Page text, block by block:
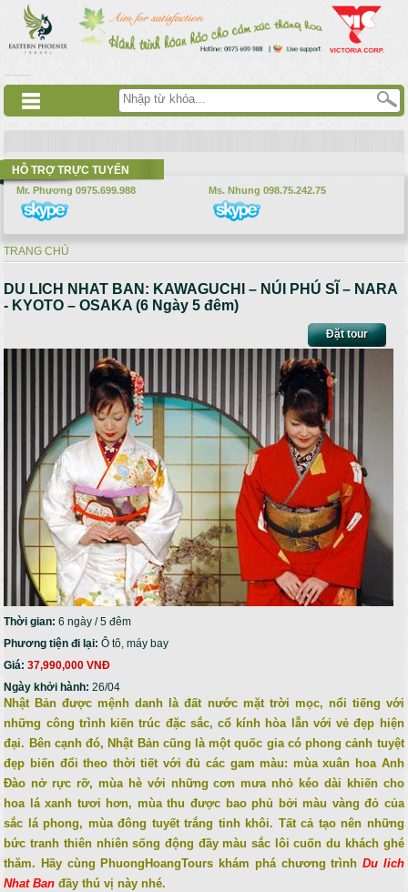
Nhảy đến nội dung
HỖ TRỢ TRỰC TUYẾN
Mr. Phương 0975.699.988 Ms. Nhung 098.75.242.75
Bạn đang ở đây
TRANG CHỦ
DU LICH NHAT BAN: KAWAGUCHI – NÚI PHÚ SĨ – NARA
- KYOTO – OSAKA (6 Ngày 5 đêm)
Đặt tour
Thời gian:6 ngày / 5 đêm
Phương tiện đi lại:Ô tô, máy bay
Giá:37,990,000 VNĐ
Ngày khởi hành:26/04
Nhật Bản được mệnh danh là đất nước mặt trời mọc, nổi tiếng với
những công trình kiến trúc đặc sắc, cổ kính hòa lẫn với vẻ đẹp hiện
đại. Bên cạnh đó, Nhật Bản cũng là một quốc gia có phong cảnh tuyệt
đẹp biến đổi theo thời tiết với đủ các gam màu: mùa xuân hoa Anh
Đào nở rực rỡ, mùa hè với những cơn mưa nhỏ kéo dài khiến cho
hoa lá xanh tươi hơn, mùa thu được bao phủ bởi màu vàng đỏ của
sắc lá phong, mùa đông tuyết trắng tinh khôi. Tất cả tạo nên những
bức tranh thiên nhiên sống động đầy màu sắc lôi cuốn du khách ghé
thăm. Hãy cùng PhuongHoangTours khám phá chương trình Du lich
Nhat Ban đầy thú vị này nhé.